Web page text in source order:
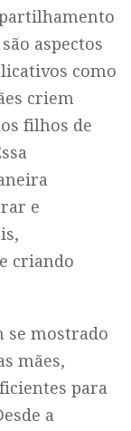
aspectos
como
criem
filhos de
e
criando
se mostrado
mães,
para
a